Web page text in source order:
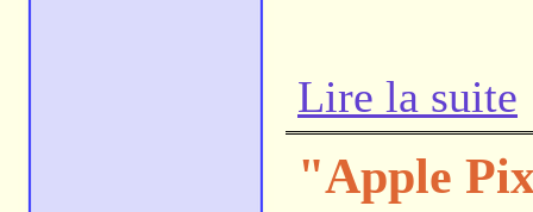
Lire la suite
"Apple